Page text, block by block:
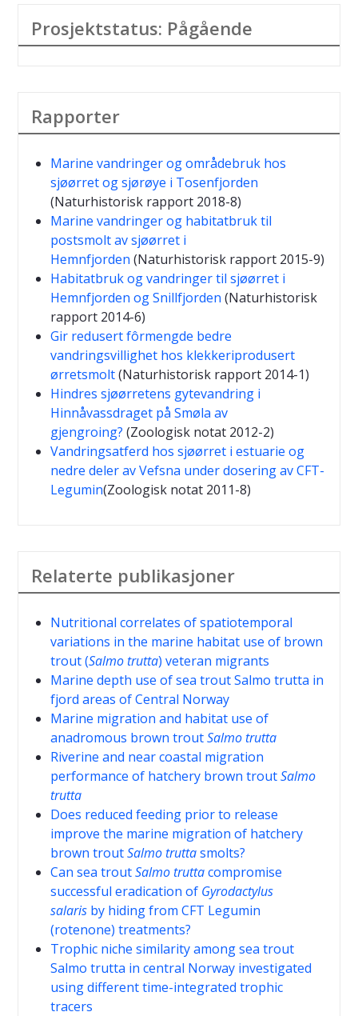
Prosjektstatus: Pågående
Rapporter
Marine vandringer og områdebruk hos
sjøørret og sjørøye i Tosenfjorden
(Naturhistorisk rapport 2018-8)
Marine vandringer og habitatbruk til
postsmolt av sjøørret i
Hemnfjorden (Naturhistorisk rapport 2015-9)
Habitatbruk og vandringer til sjøørret i
Hemnfjorden og Snillfjorden (Naturhistorisk
rapport 2014-6)
Gir redusert fôrmengde bedre
vandringsvillighet hos klekkeriprodusert
ørretsmolt(Naturhistorisk rapport 2014-1)
Hindres sjøørretens gytevandring i
Hinnåvassdraget på Smøla av
gjengroing? (Zoologisk notat 2012-2)
Vandringsatferd hos sjøørret i estuarie og
nedre deler av Vefsna under dosering av CFT-
Legumin(Zoologisk notat 2011-8)
Relaterte publikasjoner
Nutritional correlates of spatiotemporal
variations in the marine habitat use of brown
trout (Salmo trutta) veteran migrants
Marine depth use of sea trout Salmo trutta in
fjord areas of Central Norway
Marine migration and habitat use of
anadromous brown troutSalmo trutta
Riverine and near coastal migration
performance of hatchery brown troutSalmo
trutta
Does reduced feeding prior to release
improve the marine migration of hatchery
brown troutSalmo truttasmolts?
Can sea troutSalmotruttacompromise
successful eradication of Gyrodactylus
salaris by hiding from CFT Legumin
(rotenone) treatments?
Trophic niche similarity among sea trout
Salmo trutta in central Norway investigated
using different time-integrated trophic
tracers